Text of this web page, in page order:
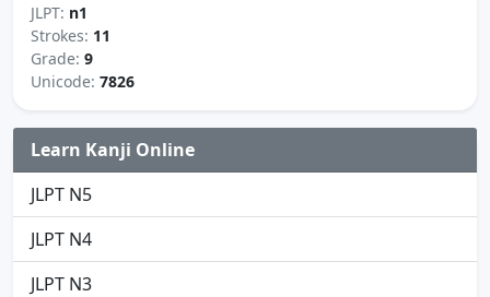
JLPT: n1
Strokes: 11
Grade: 9
Unicode: 7826
Learn Kanji Online
JLPT N5
JLPT N4
JLPT N3